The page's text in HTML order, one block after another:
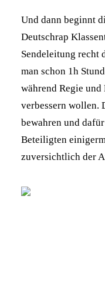
Und dann beginnt
Deutschrap
Sendeleitung recht
man schon 1h
während Regie
verbessern wollen.
bewahren und
Beteiligten
zuversichtlich der